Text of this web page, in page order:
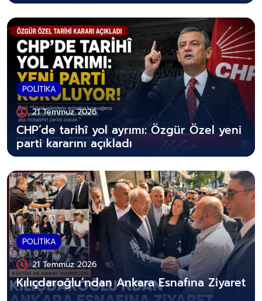
POLİTİKA
21 Temmuz 2026
CHP’de tarihî yol ayrımı: Özgür Özel yeni
parti kararını açıkladı
POLİTİKA
21 Temmuz 2026
Kılıçdaroğlu’ndan Ankara Esnafına Ziyaret